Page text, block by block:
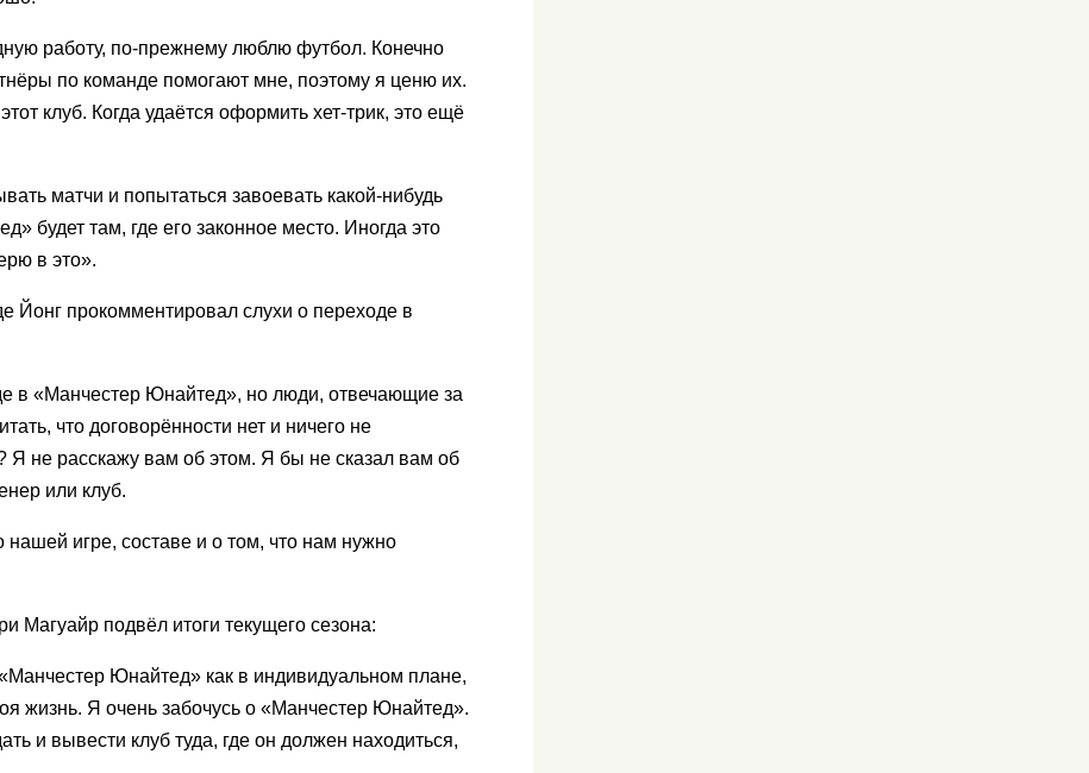
работу, по-прежнему люблю футбол. Конечно
по команде помогают мне, поэтому я ценю их.
клуб. Когда удаётся оформить хет-трик, это ещё
матчи и попытаться завоевать какой-нибудь
будет там, где его законное место. Иногда это
в это».
Йонг прокомментировал слухи о переходе в
в «Манчестер Юнайтед», но люди, отвечающие за
что договорённости нет и ничего не
Я не расскажу вам об этом. Я бы не сказал вам об
или клуб.
игре, составе и о том, что нам нужно
подвёл итоги текущего сезона:
Юнайтед» как в индивидуальном плане,
жизнь. Я очень забочусь о «Манчестер Юнайтед».
и вывести клуб туда, где он должен находиться,